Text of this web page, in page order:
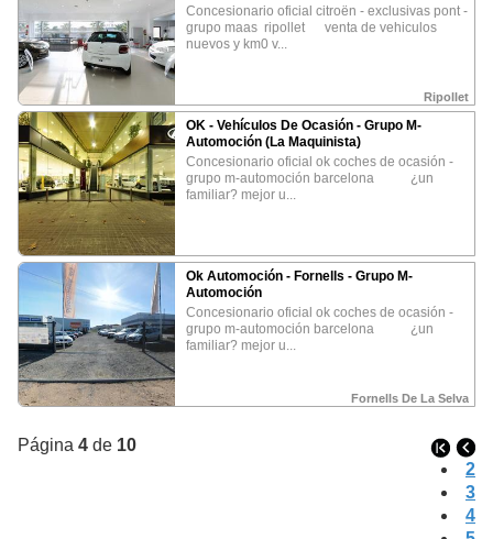
CONTACTO
Tel:(+34) 937 838 046 Fax:(+34) 937 362 299
©Esloqueveo es una marca registrada de
concesionario oficial citroën - exclusivas pont -
grupo maas ripollet venta de vehiculos
nuevos y km0 v...
Ripollet
OK - Vehículos De Ocasión - Grupo M-
Automoción (La Maquinista)
concesionario oficial ok coches de ocasión -
grupo m-automoción barcelona ¿un
familiar? mejor u...
Ok Automoción - Fornells - Grupo M-
Automoción
concesionario oficial ok coches de ocasión -
grupo m-automoción barcelona ¿un
familiar? mejor u...
Fornells De La Selva
Página 4 de 10
2
3
4